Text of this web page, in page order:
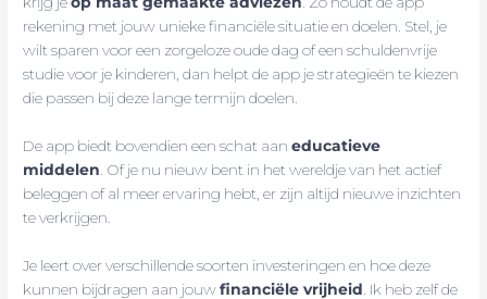
rekening met jouw unieke financiële situatie en doelen. Stel, je
wilt sparen voor een zorgeloze oude dag of een schuldenvrije
studie voor je kinderen, dan helpt de app je strategieën te kiezen
die passen bij deze lange termijn doelen.
De app biedt bovendien een schat aaneducatieve
middelen . Of je nu nieuw bent in het wereldje van het actief
beleggen of al meer ervaring hebt, er zijn altijd nieuwe inzichten
te verkrijgen.
Je leert over verschillende soorten investeringen en hoe deze
kunnen bijdragen aan jouwfinanciële vrijheid . Ik heb zelf de